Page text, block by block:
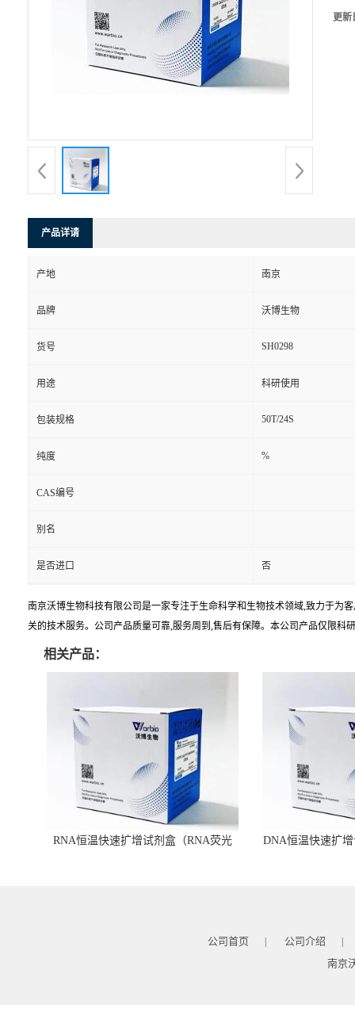
更新
产品详请
产地 南京
品牌 沃博生物
货号 SH0298
用途 科研使用
包装规格 50T/24S
纯度 %
CAS编号
别名
是否进口 否
南京沃博生物科技有限公司是一家专注于生命科学和生物技术领域,致力于为
关的技术服务。公司产品质量可靠,服务周到,售后有保障。本公司产品仅限科
相关产品：
RNA恒温快速扩增试剂盒（RNA荧光
DNA恒温快速扩
公司首页 | 公司介绍 |
南京